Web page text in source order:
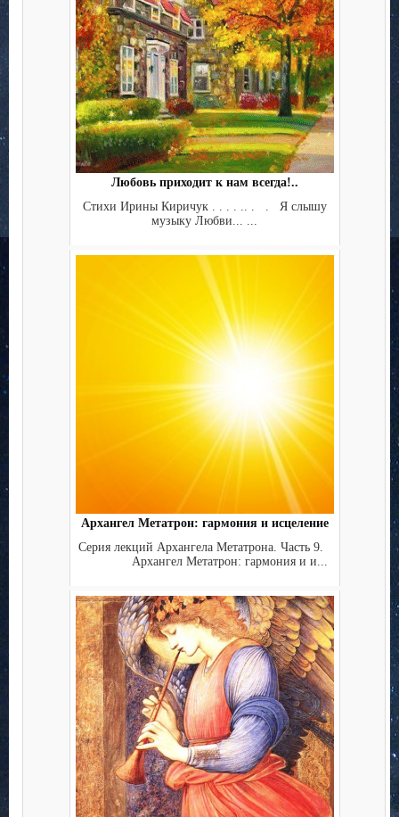
Любовь приходит к нам всегда!..
Стихи Ирины Киричук . . . . .. . . Я слышу
музыку Любви... ...
Архангел Метатрон: гармония и исцеление
Серия лекций Архангела Метатрона. Часть 9.
Архангел Метатрон: гармония и и...